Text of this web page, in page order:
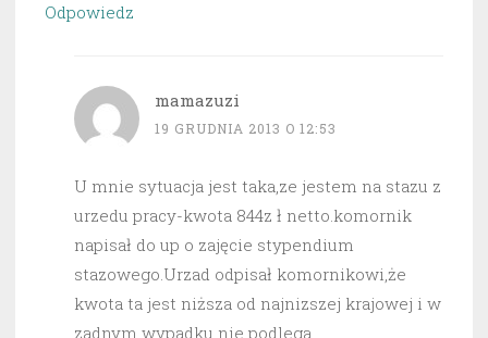
Odpowiedz
mamazuzi
19 GRUDNIA 2013 O 12:53
U mnie sytuacja jest taka,ze jestem na stazu z
urzedu pracy-kwota 844z ł netto.komornik
napisał do up o zajęcie stypendium
stazowego.Urzad odpisał komornikowi,że
kwota ta jest niższa od najnizszej krajowej i w
zadnym wypadku nie podlega